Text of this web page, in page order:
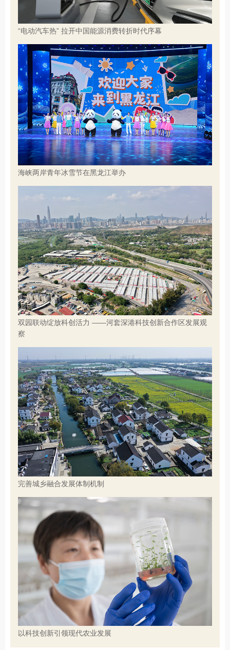
“电动汽车热” 拉开中国能源消费转折时代序幕
海峡两岸青年冰雪节在黑龙江举办
双园联动绽放科创活力 ——河套深港科技创新合作区发展观
察
完善城乡融合发展体制机制
以科技创新引领现代农业发展